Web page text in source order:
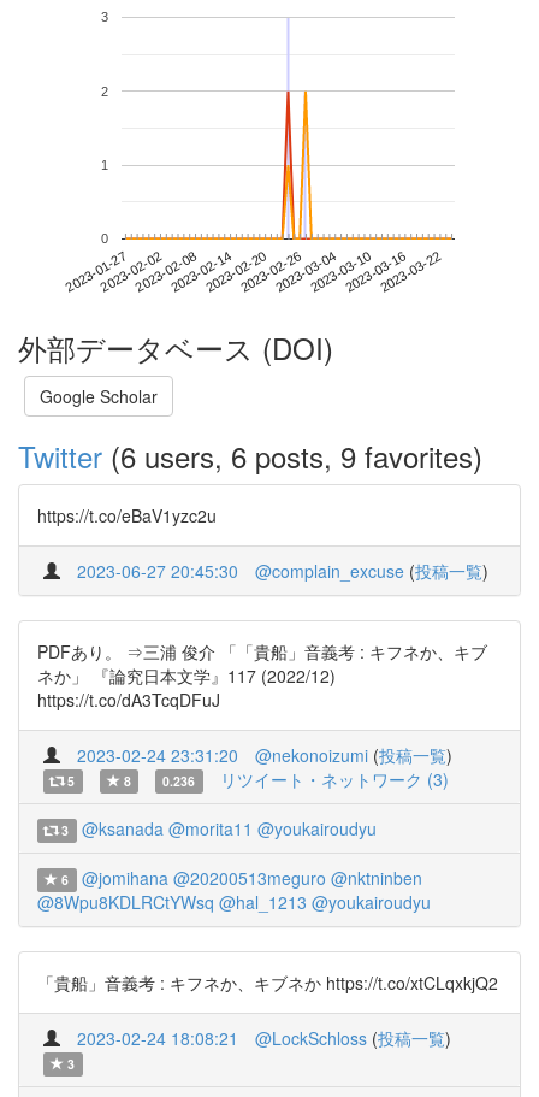
2023-01-272023-02-022023-02-082023-02-142023-02-202023-02-262023-03-042023-03-102023-03-162023-03-22
0
1
2
3
外部データベース (DOI)
Google Scholar
Twitter (6 users, 6 posts, 9 favorites)
https://t.co/eBaV1yzc2u
2023-06-27 20:45:30 @complain_excuse (投稿一覧)
PDFあり。 ⇒三浦 俊介 「「貴船」音義考 : キフネか、キブ
ネか」 『論究日本文学』117 (2022/12)
https://t.co/dA3TcqDFuJ
2023-02-24 23:31:20 @nekonoizumi (投稿一覧)
5 8 0.236 リツイート・ネットワーク (3)
3 @ksanada @morita11 @youkairoudyu
6 @jomihana @20200513meguro @nktninben
@8Wpu8KDLRCtYWsq @hal_1213 @youkairoudyu
「貴船」音義考 : キフネか、キブネか https://t.co/xtCLqxkjQ2
2023-02-24 18:08:21 @LockSchloss (投稿一覧)
3